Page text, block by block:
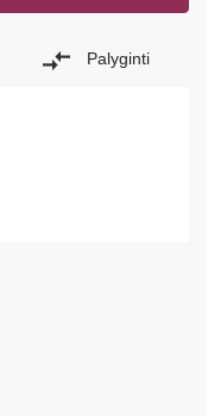
Palyginti